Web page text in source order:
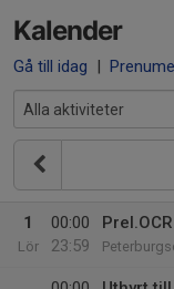
Kalender
Gå till idag |
1
Lör
00:00
23:59
Prel.OCR